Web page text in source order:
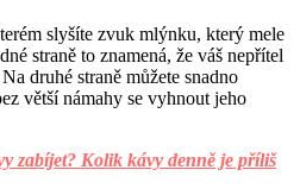
slyšíte zvuk mlýnku, který mele
straně to znamená, že váš nepřítel
druhé straně můžete snadno
větší námahy se vyhnout jeho
zabíjet? Kolik kávy denně je příliš